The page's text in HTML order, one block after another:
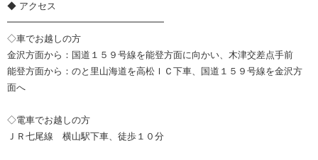
◆ アクセス
━━━━━━━━━━━━━━━━━
◇車でお越しの方
金沢方面から：国道１５９号線を能登方面に向かい、木津交差点手前
能登方面から：のと里山海道を高松ＩＣ下車、国道１５９号線を金沢方
面へ
◇電車でお越しの方
ＪＲ七尾線 横山駅下車、徒歩１０分